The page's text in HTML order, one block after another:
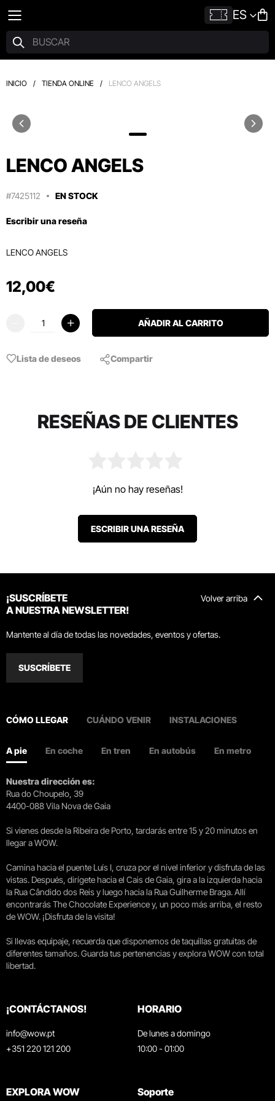
ES
INICIO / TIENDA ONLINE / LENCO ANGELS
LENCO ANGELS
#7425112 EN STOCK
Escribir una reseña
LENCO ANGELS
12,00€
AÑADIR AL CARRITO
Lista de deseos Compartir
RESEÑAS DE CLIENTES
¡Aún no hay reseñas!
ESCRIBIR UNA RESEÑA
Volver arriba
¡SUSCRÍBETE
A NUESTRA NEWSLETTER!
Mantente al día de todas las novedades, eventos y ofertas.
SUSCRÍBETE
CÓMO LLEGAR CUÁNDO VENIR INSTALACIONES
A pie En coche En tren En autobús En metro
Nuestra dirección es:
Rua do Choupelo, 39
4400-088 Vila Nova de Gaia
Si vienes desde la Ribeira de Porto, tardarás entre 15 y 20 minutos en
llegar a WOW.
Camina hacia el puente Luís I, cruza por el nivel inferior y disfruta de las
vistas. Después, dirígete hacia el Cais de Gaia, gira a la izquierda hacia
la Rua Cândido dos Reis y luego hacia la Rua Guilherme Braga. Allí
encontrarás The Chocolate Experience y, un poco más arriba, el resto
de WOW. ¡Disfruta de la visita!
Si llevas equipaje, recuerda que disponemos de taquillas gratuitas de
diferentes tamaños. Guarda tus pertenencias y explora WOW con total
libertad.
¡CONTÁCTANOS!
info@wow.pt
+351 220 121 200
HORARIO
De lunes a domingo
10:00 - 01:00
EXPLORA WOW Soporte